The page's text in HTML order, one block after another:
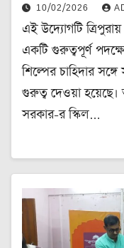
10/02/2026
এই উদ্যোগটি ত্রিপুরায়
একটি গুরুত্বপূর্ণ
শিল্পের চাহিদার
গুরুত্ব দেওয়া হয়েছে।
সরকার-র স্কিল…